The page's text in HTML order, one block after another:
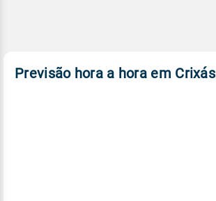
Previsão hora a hora em Crixás